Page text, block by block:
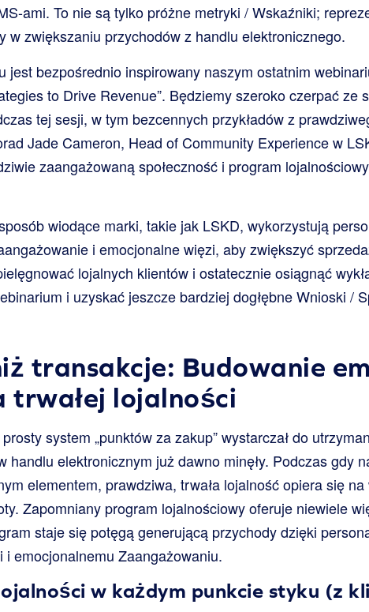
ami. To nie są tylko próżne metryki / Wskaźniki;
w zwiększaniu przychodów z handlu elektronicznego.
jest bezpośrednio inspirowany naszym ostatnim
to Drive Revenue”. Będziemy szeroko czerpać ze
tej sesji, w tym bezcennych przykładów z
Jade Cameron, Head of Community Experience w
zaangażowaną społeczność i program
wiodące marki, takie jak LSKD, wykorzystują
i emocjonalne więzi, aby zwiększyć
lojalnych klientów i ostatecznie osiągnąć
i uzyskać jeszcze bardziej dogłębne Wnioski /
transakcje: Budowanie
trwałej lojalności
system „punktów za zakup” wystarczał do
handlu elektronicznym już dawno minęły. Podczas gdy
elementem, prawdziwa, trwała lojalność opiera się
Zapomniany program lojalnościowy oferuje niewiele
staje się potęgą generującą przychody dzięki
i emocjonalnemu Zaangażowaniu.
w każdym punkcie styku (z